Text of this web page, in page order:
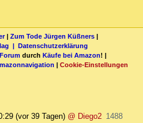
| Zum Tode Jürgen Küßners |
| Datenschutzerklärung
durch Käufe bei Amazon! |
| Cookie-Einstellungen
(vor 39 Tagen) @ Diego2 1488